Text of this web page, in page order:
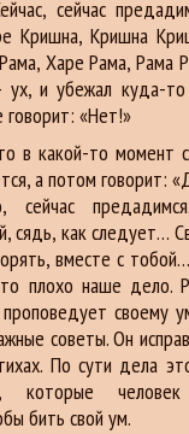
сейчас
Кришна, Кришна
Харе Рама, Рама
и убежал куда-
«Нет!»
в какой-то момент
а потом говорит:
сейчас
сядь, как следует…
вместе с
плохо наше дело.
проповедует своему
советы. Он
По сути дела
которые
бить свой ум.